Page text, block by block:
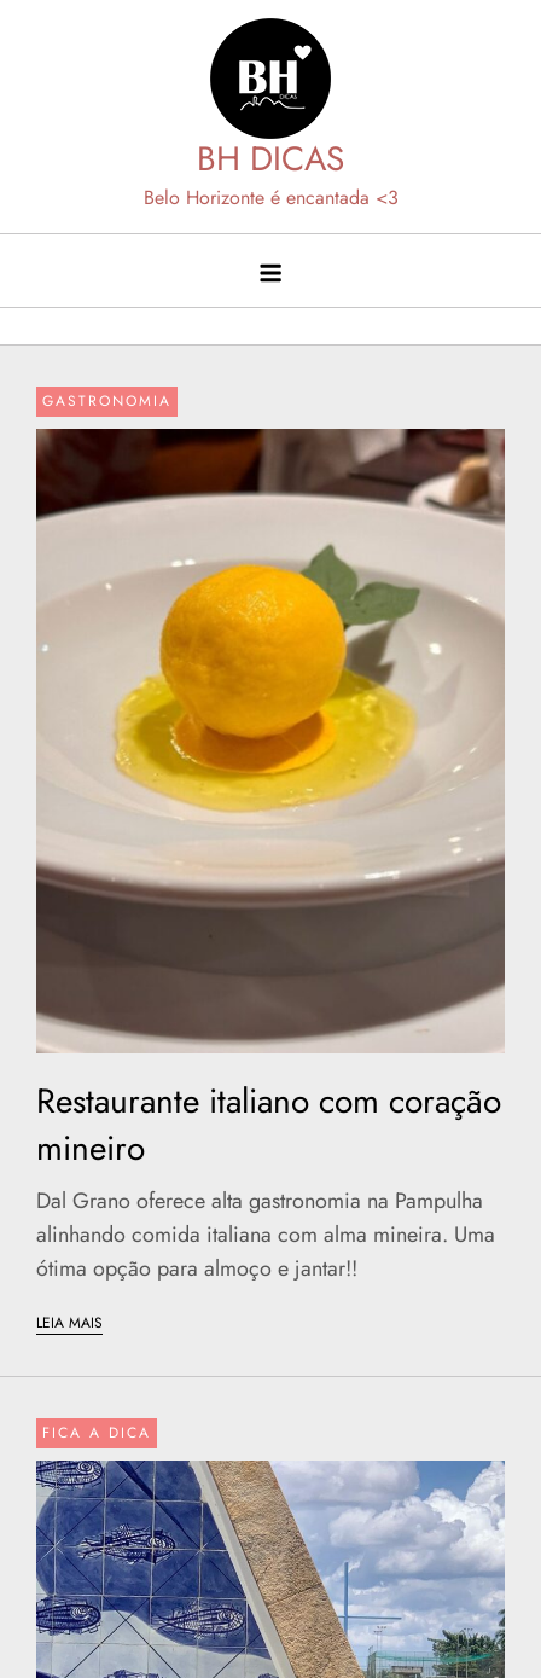
BH DICAS
Belo Horizonte é encantada <3
GASTRONOMIA
Restaurante italiano com coração
mineiro
Dal Grano oferece alta gastronomia na Pampulha
alinhando comida italiana com alma mineira. Uma
ótima opção para almoço e jantar!!
LEIA MAIS
FICA A DICA